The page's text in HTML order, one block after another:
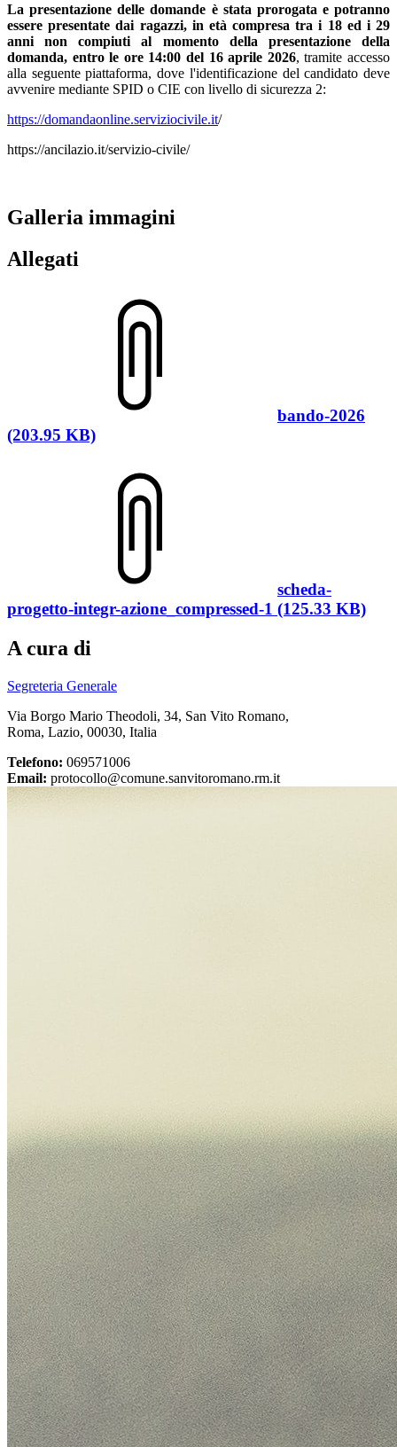
La presentazione delle domande è stata prorogata e potranno
essere presentate dai ragazzi, in età compresa tra i 18 ed i 29
anni non compiuti al momento della presentazione della
domanda, entro le ore 14:00 del 16 aprile 2026, tramite accesso
alla seguente piattaforma, dove l'identificazione del candidato deve
avvenire mediante SPID o CIE con livello di sicurezza 2:
https://domandaonline.serviziocivile.it/
https://ancilazio.it/servizio-civile/
Galleria immagini
Allegati
bando-2026
(203.95 KB)
scheda-
progetto-integr-azione_compressed-1 (125.33 KB)
A cura di
Segreteria Generale
Via Borgo Mario Theodoli, 34, San Vito Romano,
Roma, Lazio, 00030, Italia
Telefono: 069571006
Email: protocollo@comune.sanvitoromano.rm.it